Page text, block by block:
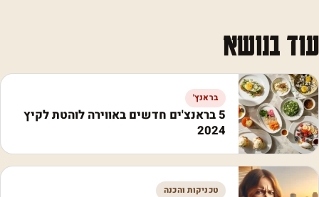
עוד בנושא
בראנץ'
5 בראנצ'ים חדשים באווירה לוהטת לקיץ
2024
טכניקות והכנה